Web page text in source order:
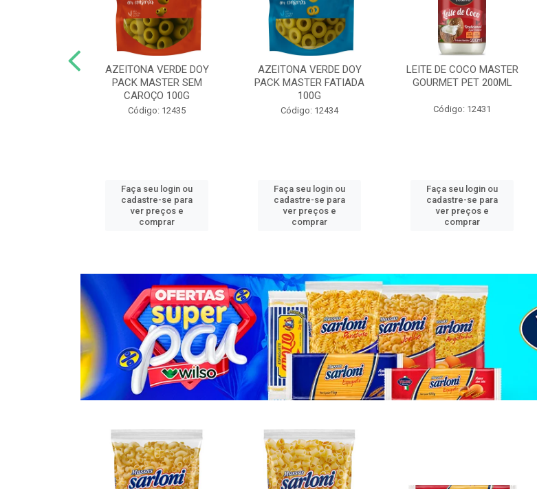
AZEITONA VERDE DOY
PACK MASTER SEM
CAROÇO 100G
Código: 12435
Faça seu login ou
cadastre-se para
ver preços e
comprar
AZEITONA VERDE DOY
PACK MASTER FATIADA
100G
Código: 12434
Faça seu login ou
cadastre-se para
ver preços e
comprar
LEITE DE COCO MASTER
GOURMET PET 200ML
Código: 12431
Faça seu login ou
cadastre-se para
ver preços e
comprar